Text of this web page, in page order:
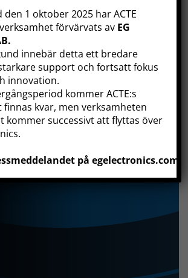
den 1 oktober 2025 har ACTE
förvärvats av EG
.
innebär detta ett bredare
support och fortsatt fokus
innovation.
kommer ACTE:s
kvar, men verksamheten
kommer successivt att flyttas över
på egelectronics.com